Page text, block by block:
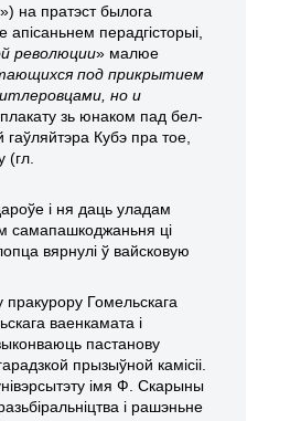
на пратэст былога
перадгісторыі,
революции» малюе
под прикрытием
но и
зь юнаком пад бел-
Кубэ пра тое,
(гл.
і ня даць уладам
самапашкоджаньня ці
вярнулі ў вайсковую
пракурору Гомельскага
ваенкамата і
пастанову
прызыўной камісіі.
імя Ф. Скарыны
і рашэньне